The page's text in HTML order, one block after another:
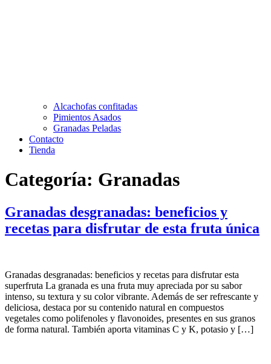
Alcachofas confitadas
Pimientos Asados
Granadas Peladas
Contacto
Tienda
Categoría: Granadas
Granadas desgranadas: beneficios y
recetas para disfrutar de esta fruta única
Granadas desgranadas: beneficios y recetas para disfrutar esta
superfruta La granada es una fruta muy apreciada por su sabor
intenso, su textura y su color vibrante. Además de ser refrescante y
deliciosa, destaca por su contenido natural en compuestos
vegetales como polifenoles y flavonoides, presentes en sus granos
de forma natural. También aporta vitaminas C y K, potasio y […]